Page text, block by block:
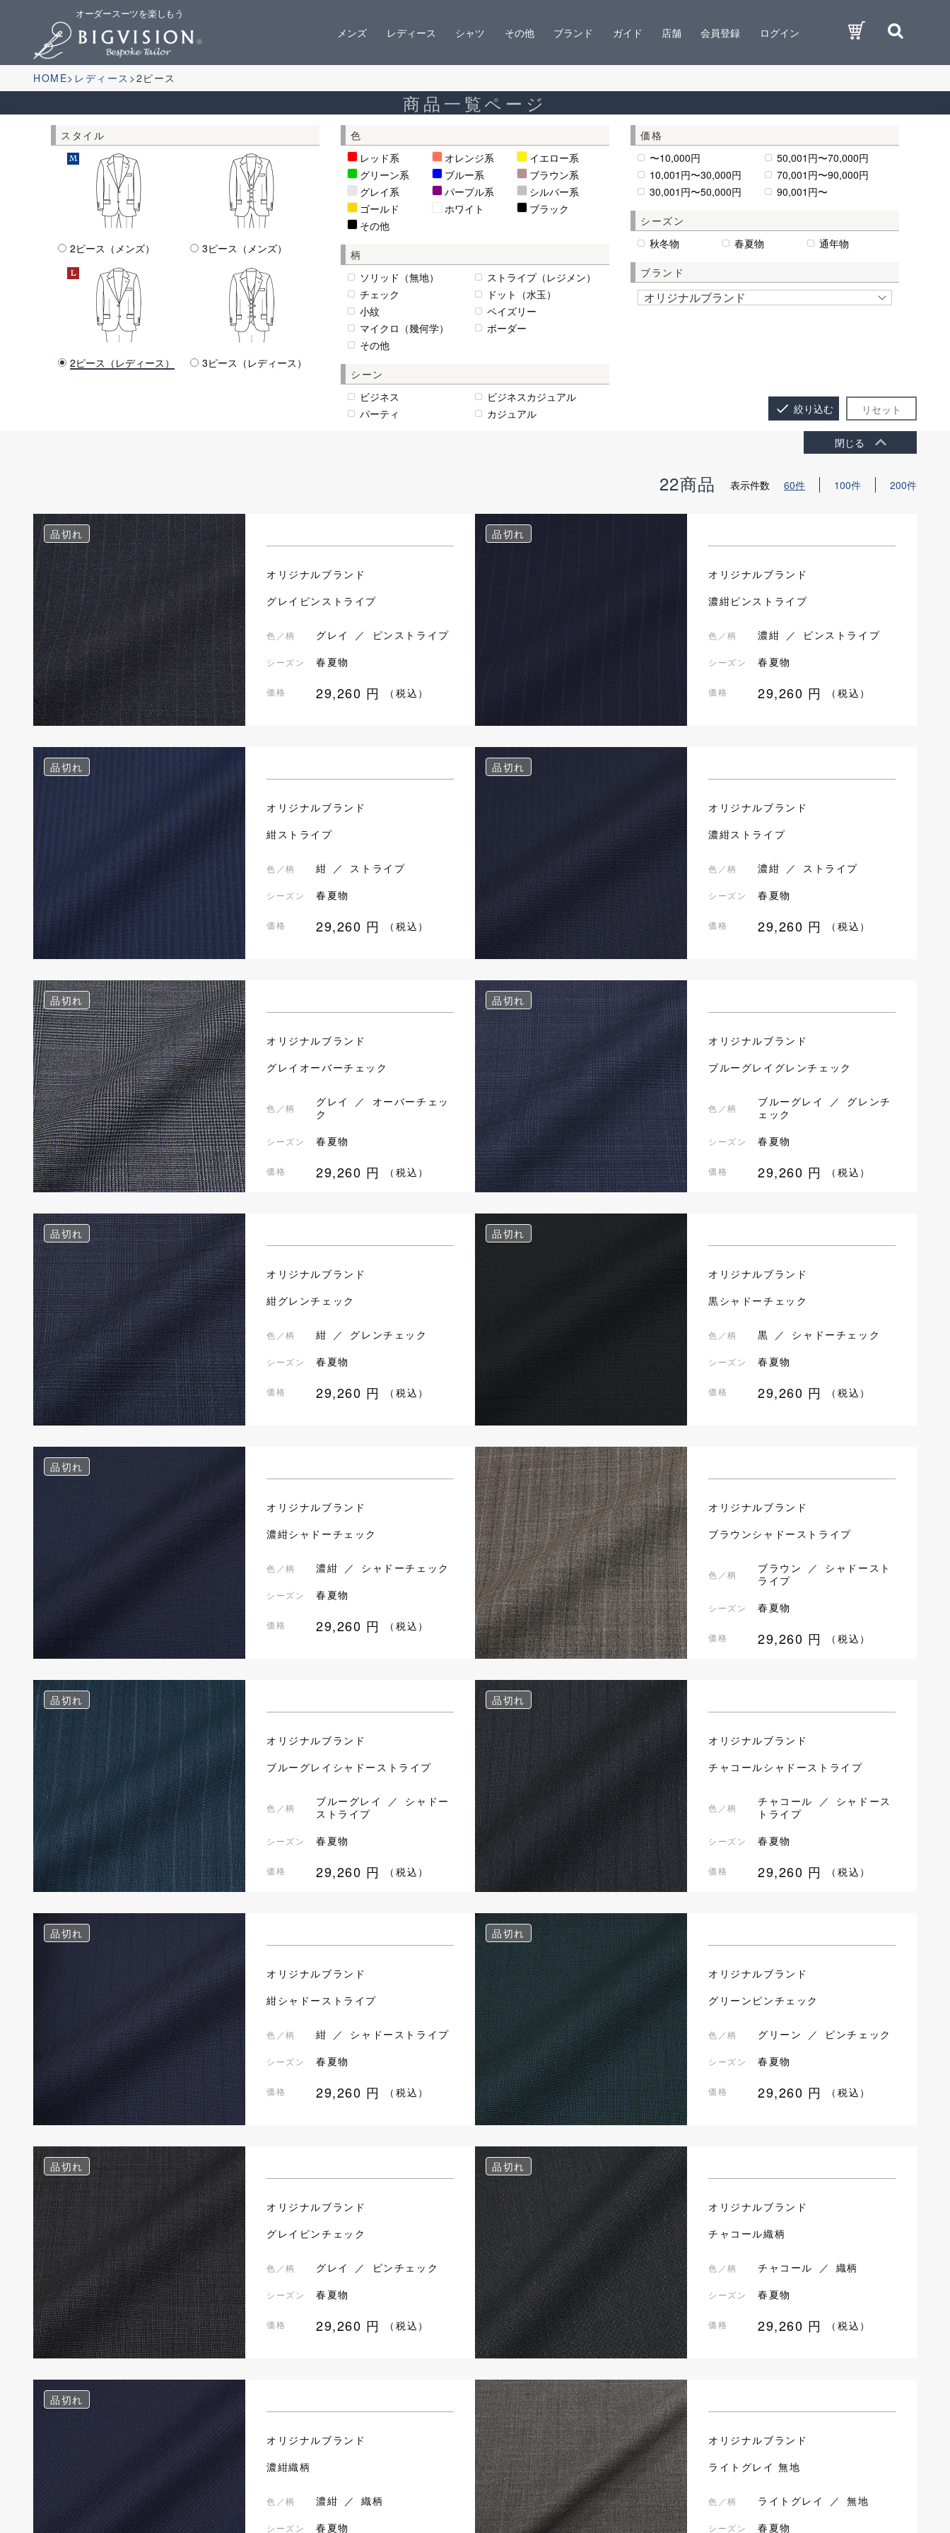
オーダースーツを楽しもう
メンズ レディース シャツ その他 ブランド ガイド 店舗 会員登録 ログイン
HOME レディース 2ピース
商品一覧ページ
スタイル
2ピース（メンズ） 3ピース（メンズ）
2ピース（レディース） 3ピース（レディース）
色
レッド系
オレンジ系
イエロー系
グリーン系
ブルー系
ブラウン系
グレイ系
パープル系
シルバー系
ゴールド
ホワイト
ブラック
その他
柄
ソリッド（無地）
ストライプ（レジメン）
チェック
ドット（水玉）
小紋
ペイズリー
マイクロ（幾何学）
ボーダー
その他
シーン
ビジネス
ビジネスカジュアル
パーティ
カジュアル
価格
〜10,000円
50,001円〜70,000円
10,001円〜30,000円
70,001円〜90,000円
30,001円〜50,000円
90,001円〜
シーズン
秋冬物
春夏物 通年物
ブランド
リセット
done 絞り込む
閉じる keyboard_arrow_up
22商品 表示件数 60件 100件 200件
品切れ
オリジナルブランド
グレイピンストライプ
色／柄 グレイ ／ ピンストライプ
シーズン 春夏物
価格 29,260 円 （税込）
品切れ
オリジナルブランド
濃紺ピンストライプ
色／柄 濃紺 ／ ピンストライプ
シーズン 春夏物
価格 29,260 円 （税込）
品切れ
オリジナルブランド
紺ストライプ
色／柄 紺 ／ ストライプ
シーズン 春夏物
価格 29,260 円 （税込）
品切れ
オリジナルブランド
濃紺ストライプ
色／柄 濃紺 ／ ストライプ
シーズン 春夏物
価格 29,260 円 （税込）
品切れ
オリジナルブランド
グレイオーバーチェック
色／柄
グレイ ／ オーバーチェッ
ク
シーズン 春夏物
価格 29,260 円 （税込）
品切れ
オリジナルブランド
ブルーグレイグレンチェック
色／柄
ブルーグレイ ／ グレンチ
ェック
シーズン 春夏物
価格 29,260 円 （税込）
品切れ
オリジナルブランド
紺グレンチェック
色／柄 紺 ／ グレンチェック
シーズン 春夏物
価格 29,260 円 （税込）
品切れ
オリジナルブランド
黒シャドーチェック
色／柄 黒 ／ シャドーチェック
シーズン 春夏物
価格 29,260 円 （税込）
品切れ
オリジナルブランド
濃紺シャドーチェック
色／柄 濃紺 ／ シャドーチェック
シーズン 春夏物
価格 29,260 円 （税込）
オリジナルブランド
ブラウンシャドーストライプ
色／柄
ブラウン ／ シャドースト
ライプ
シーズン 春夏物
価格 29,260 円 （税込）
品切れ
オリジナルブランド
ブルーグレイシャドーストライプ
色／柄
ブルーグレイ ／ シャドー
ストライプ
シーズン 春夏物
価格 29,260 円 （税込）
品切れ
オリジナルブランド
チャコールシャドーストライプ
色／柄
チャコール ／ シャドース
トライプ
シーズン 春夏物
価格 29,260 円 （税込）
品切れ
オリジナルブランド
紺シャドーストライプ
色／柄 紺 ／ シャドーストライプ
シーズン 春夏物
価格 29,260 円 （税込）
品切れ
オリジナルブランド
グリーンピンチェック
色／柄 グリーン ／ ピンチェック
シーズン 春夏物
価格 29,260 円 （税込）
品切れ
オリジナルブランド
グレイピンチェック
色／柄 グレイ ／ ピンチェック
シーズン 春夏物
価格 29,260 円 （税込）
品切れ
オリジナルブランド
チャコール織柄
色／柄 チャコール ／ 織柄
シーズン 春夏物
価格 29,260 円 （税込）
品切れ
オリジナルブランド
濃紺織柄
色／柄 濃紺 ／ 織柄
シーズン 春夏物
オリジナルブランド
ライトグレイ 無地
色／柄 ライトグレイ ／ 無地
シーズン 春夏物